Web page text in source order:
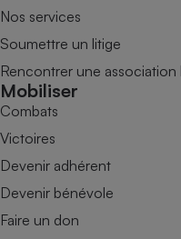
Nos services
Soumettre un litige
Rencontrer une association
Mobiliser
Combats
Victoires
Devenir adhérent
Devenir bénévole
Faire un don